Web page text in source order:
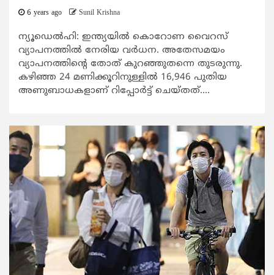
6 years ago Sunil Krishna
ന്യൂഡെല്‍ഹി: ഇന്ത്യയില്‍ കൊറോണ വൈറസ്
വ്യാപനത്തില്‍ നേരിയ വര്‍ധന. അതേസമയം
വ്യാപനത്തിന്റെ തോത് കുറഞ്ഞുതന്നെ തുടരുന്നു.
കഴിഞ്ഞ 24 മണിക്കൂറിനുള്ളില്‍ 16,946 പുതിയ
അണുബാധകളാണ് റിപ്പോര്‍ട്ട് ചെയ്തത്....